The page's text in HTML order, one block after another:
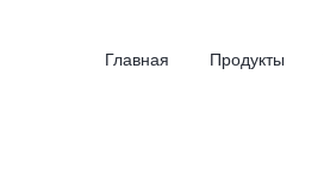
Главная Продукты